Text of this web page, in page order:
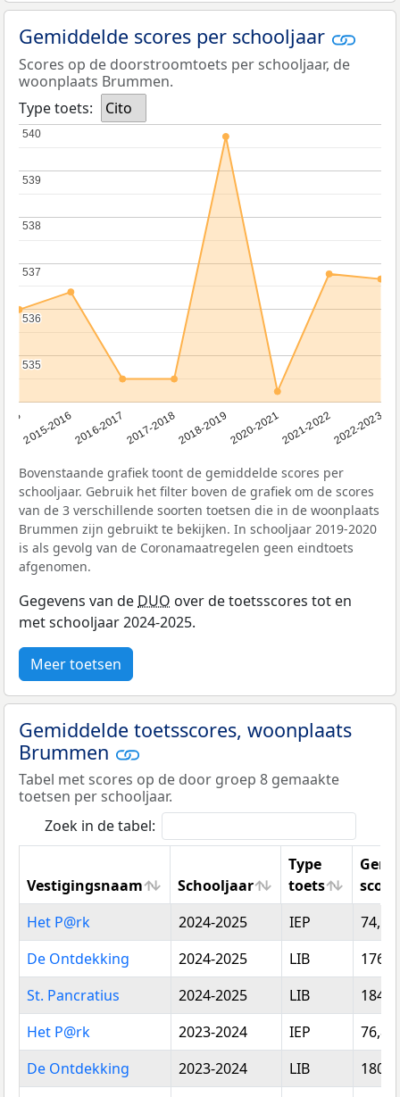
Gemiddelde scores per schooljaar
Scores op de doorstroomtoets per schooljaar, de
woonplaats Brummen.
Type toets:
Cito
2015-20162016-20172017-20182018-20192020-20212021-20222022-2023
535
535
536
536
537
537
538
538
539
539
540
540
Bovenstaande grafiek toont de gemiddelde scores per
schooljaar. Gebruik het filter boven de grafiek om de scores
van de 3 verschillende soorten toetsen die in de woonplaats
Brummen zijn gebruikt te bekijken. In schooljaar 2019-2020
is als gevolg van de Coronamaatregelen geen eindtoets
afgenomen.
Gegevens van de DUO over de toetsscores tot en
met schooljaar 2024-2025.
Meer toetsen
Gemiddelde toetsscores, woonplaats
Brummen
Tabel met scores op de door groep 8 gemaakte
toetsen per schooljaar.
Zoek in de tabel:
Vestigingsnaam Schooljaar
Type
toets
score
Vestigingsnaam
Schooljaar
Type
toets
score
Het P@rk 2024-2025 IEP
74,50
De Ontdekking
2024-2025 LIB
St. Pancratius
2024-2025 LIB
Het P@rk
2023-2024 IEP
76,85
De Ontdekking
2023-2024 LIB